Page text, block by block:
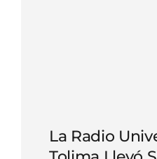
La Radio